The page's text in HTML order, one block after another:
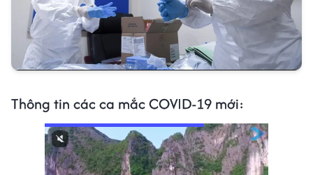
Thông tin các ca mắc COVID-19 mới: